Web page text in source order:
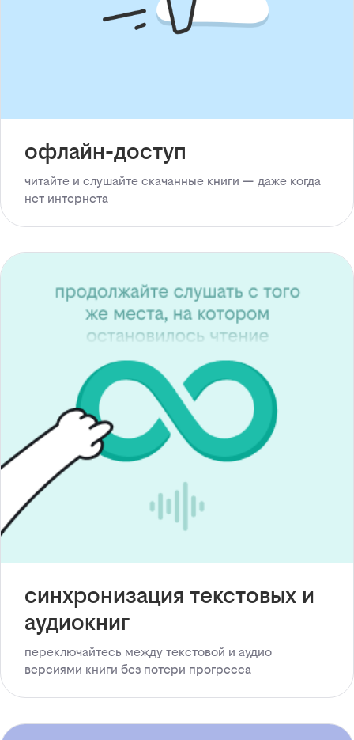
офлайн-доступ
читайте и слушайте скачанные книги — даже когда
нет интернета
синхронизация текстовых и
аудиокниг
переключайтесь между текстовой и аудио
версиями книги без потери прогресса